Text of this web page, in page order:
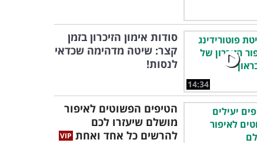
14:34
סודות אימון הזיכרון בזמן
קצר: שיטה מדהימה שכדאי
לנסות!
הטיפים הפשוטים לאיפור
מושלם שיעזרו לכם
להרשים כל אחד ואחת